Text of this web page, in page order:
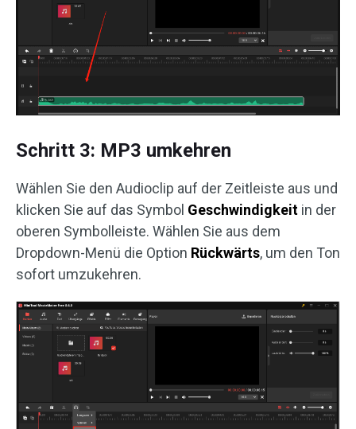
Schritt 3: MP3 umkehren
Wählen Sie den Audioclip auf der Zeitleiste aus und
klicken Sie auf das Symbol Geschwindigkeit in der
oberen Symbolleiste. Wählen Sie aus dem
Dropdown-Menü die Option Rückwärts, um den Ton
sofort umzukehren.